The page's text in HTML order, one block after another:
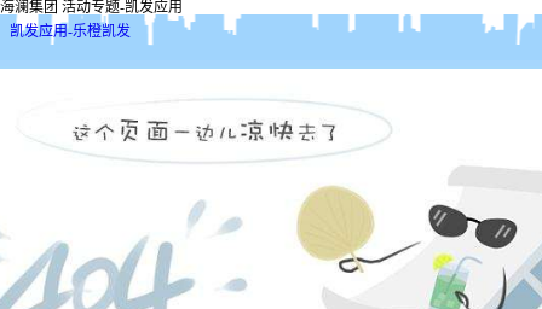
海澜集团 活动专题-凯发应用
凯发应用-乐橙凯发